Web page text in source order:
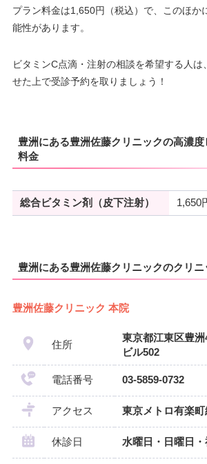
プラン料金は1,650円（税込）で、このほか
能性があります。
ビタミンC点滴・注射の相談を希望する人は
せた上で受診予約を取りましょう！
豊洲にある豊洲佐藤クリニックの高濃
料金
総合ビタミン剤（皮下注射） 1,650
豊洲にある豊洲佐藤クリニックのクリニ
豊洲佐藤クリニック 本院
住所
東京都江東区豊
ビル502
電話番号 03-5859-0732
アクセス 東京メトロ有楽
休診日 水曜日・日曜日・